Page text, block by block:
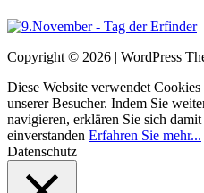
Copyright © 2026 | WordPress
Diese Website verwendet
unserer Besucher. Indem Sie
navigieren, erklären Sie sich damit
einverstanden Erfahren Sie mehr...
Datenschutz